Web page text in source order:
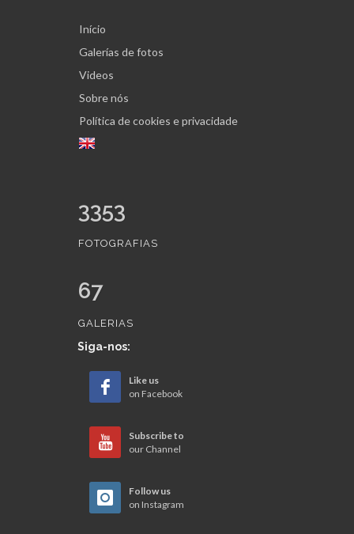
Início
Galerías de fotos
Videos
Sobre nós
Política de cookies e privacidade
3353
FOTOGRAFIAS
67
GALERIAS
Siga-nos:
Like us
on Facebook
Subscribe to
our Channel
Follow us
on Instagram